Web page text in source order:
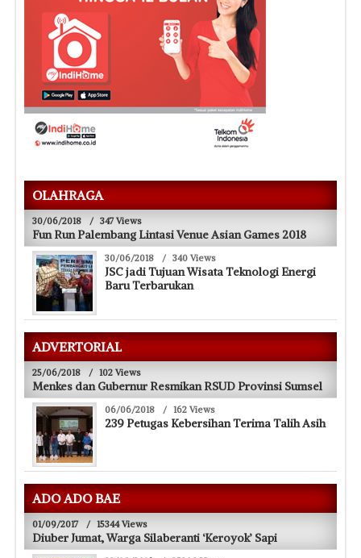
OLAHRAGA
30/06/2018 / 347 Views
Fun Run Palembang Lintasi Venue Asian Games 2018
30/06/2018 / 340 Views
JSC jadi Tujuan Wisata Teknologi Energi
Baru Terbarukan
ADVERTORIAL
25/06/2018 / 102 Views
Menkes dan Gubernur Resmikan RSUD Provinsi Sumsel
06/06/2018 / 162 Views
239 Petugas Kebersihan Terima Talih Asih
ADO ADO BAE
01/09/2017 / 15344 Views
Diuber Jumat, Warga Silaberanti ‘Keroyok’ Sapi